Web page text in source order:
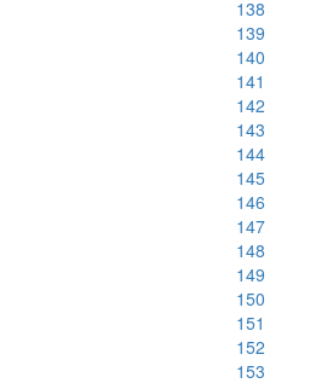
138
139
140
141
142
143
144
145
146
147
148
149
150
151
152
153